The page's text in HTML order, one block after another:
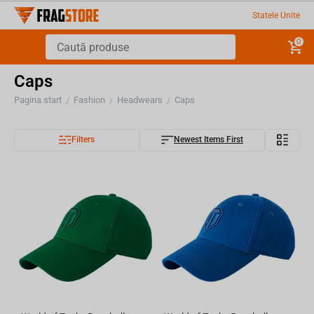
Statele Unite
0
Caps
Pagina start / Fashion / Headwears / Caps
Filters Newest Items First